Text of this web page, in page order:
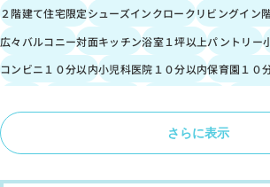
２階建て住宅限定シューズインクロークリビングイン
広々バルコニー対面キッチン浴室１坪以上パントリー
コンビニ１０分以内小児科医院１０分以内保育園１０
隣家との間隔たっぷり
道路広々（５ｍ以上） 日当たり良
低層住居専用地域
さらに表示